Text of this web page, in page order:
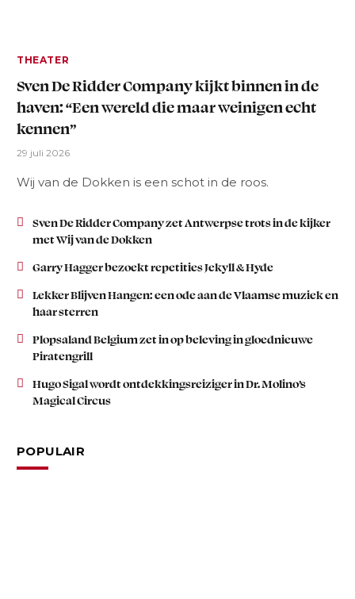
THEATER
Sven De Ridder Company kijkt binnen in de
haven: “Een wereld die maar weinigen echt
kennen”
29 juli 2026
Wij van de Dokken is een schot in de roos.
Sven De Ridder Company zet Antwerpse trots in de kijker
met Wij van de Dokken
Garry Hagger bezoekt repetities Jekyll & Hyde
Lekker Blijven Hangen: een ode aan de Vlaamse muziek en
haar sterren
Plopsaland Belgium zet in op beleving in gloednieuwe
Piratengrill
Hugo Sigal wordt ontdekkingsreiziger in Dr. Molino’s
Magical Circus
POPULAIR